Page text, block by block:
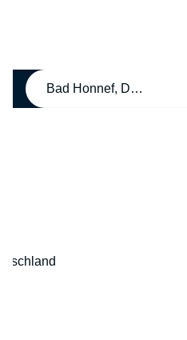
Bad Honnef, Deutschland